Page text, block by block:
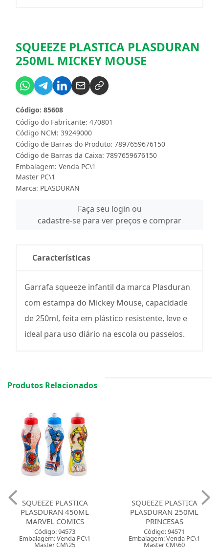
SQUEEZE PLASTICA PLASDURAN
250ML MICKEY MOUSE
Código do Fabricante: 470801
Código: 85608
Código NCM: 39249000
Código de Barras do Produto: 7897659676150
Código de Barras da Caixa: 7897659676150
Embalagem: Venda PC\1
Master PC\1
Marca: PLASDURAN
Faça seu login ou
cadastre-se para ver preços e comprar
Características
Garrafa squeeze infantil da marca Plasduran
com estampa do Mickey Mouse, capacidade
de 250ml, feita em plástico resistente, leve e
ideal para uso diário na escola ou passeios.
Produtos Relacionados
SQUEEZE PLASTICA
PLASDURAN 450ML
MARVEL COMICS
Código: 94573
Embalagem: Venda PC\1
Master CM\25
SQUEEZE PLASTICA
PLASDURAN 250ML
PRINCESAS
Código: 94571
Embalagem: Venda PC\1
Master CM\60